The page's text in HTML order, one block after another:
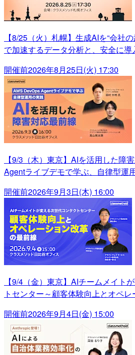
【8/25（火）札幌】生成AIを“会社
で加速するデータ分析と、安全に導
開催前2026年8月25日(火) 17:30
【9/3（木）東京】AIを活用した障
Agentライブデモで学ぶ、自律型運
開催前2026年9月3日(木) 16:00
【9/4（金）東京】AIチームメイト
トセンター～顧客体験向上とオペ
開催前2026年9月4日(金) 15:00